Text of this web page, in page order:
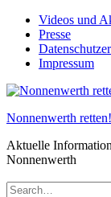
Skip
content
Videos und
Presse
Impressum
Nonnenwerth retten!
Aktuelle
Nonnenwerth
Search